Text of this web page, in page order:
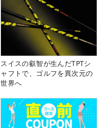
スイスの叡智が生んだTPTシ
ャフトで、ゴルフを異次元の
世界へ